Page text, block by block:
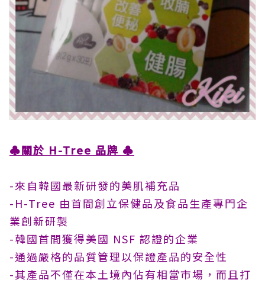
♣關於 H-Tree 品牌 ♣
-來自韓國最新研發的美肌補充品
-H-Tree 由首間創立保健品及食品生產專門企
業創新研製
-韓國首間獲得美國 NSF 認證的企業
-通過嚴格的品質管理以保證產品的安全性
-其產品不僅在本土境內佔有相當市場，而且打